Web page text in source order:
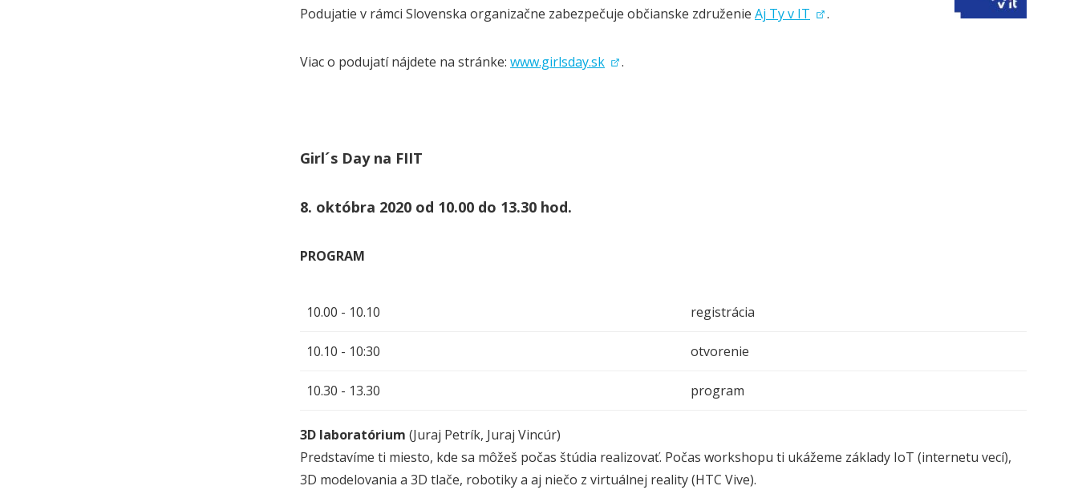
Podujatie v rámci Slovenska organizačne zabezpečuje občianske združenie Aj Ty v IT .
Viac o podujatí nájdete na stránke: www.girlsday.sk .
Girl´s Day na FIIT
8. októbra 2020 od 10.00 do 13.30 hod.
PROGRAM
10.00 - 10.10 registrácia
10.10 - 10:30 otvorenie
10.30 - 13.30 program
3D laboratórium (Juraj Petrík, Juraj Vincúr)
Predstavíme ti miesto, kde sa môžeš počas štúdia realizovať. Počas workshopu ti ukážeme základy IoT (internetu vecí),
3D modelovania a 3D tlače, robotiky a aj niečo z virtuálnej reality (HTC Vive).